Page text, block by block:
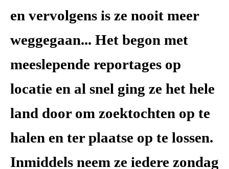
en vervolgens is ze nooit meer
weggegaan... Het begon met
meeslepende reportages op
locatie en al snel ging ze het hele
land door om zoektochten op te
halen en ter plaatse op te lossen.
Inmiddels neem ze iedere zondag